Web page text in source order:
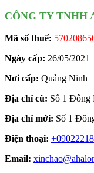
CÔNG TY TNHH
Mã số thuế:
Ngày cấp: 26/05/2021
Nơi cấp: Quảng Ninh
Địa chỉ cũ: Số 1 Đông
Địa chỉ mới: Số 1
Điện thoại:
Email: